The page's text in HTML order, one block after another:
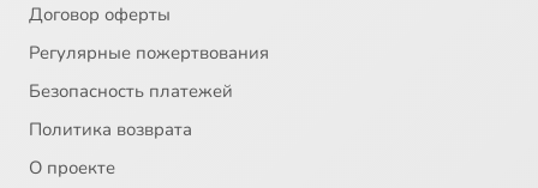
Договор оферты
Регулярные пожертвования
Безопасность платежей
Политика возврата
О проекте